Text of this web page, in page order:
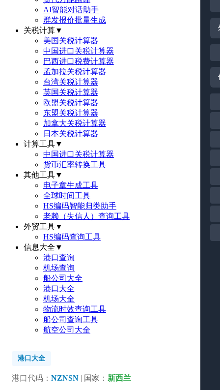
AI智能对话助手
群发报价批量生成
关税计算▼
美国关税计算器
中国进口关税计算器
巴西进口税费计算器
孟加拉关税计算器
台湾关税计算器
英国关税计算器
欧盟关税计算器
东盟关税计算器
加拿大关税计算器
日本关税计算器
计算工具▼
中国进口关税计算器
货币汇率转换工具
其他工具▼
电子章生成工具
全球时间工具
HS编码智能归类助手
老赖（失信人）查询工具
外贸工具▼
HS编码查询工具
信息大全 ▼
港口查询
机场查询
船公司大全
港口大全
机场大全
物流时效查询工具
船公司查询工具
航空公司大全
港口大全
港口代码： NZNSN | 国家： 新西兰